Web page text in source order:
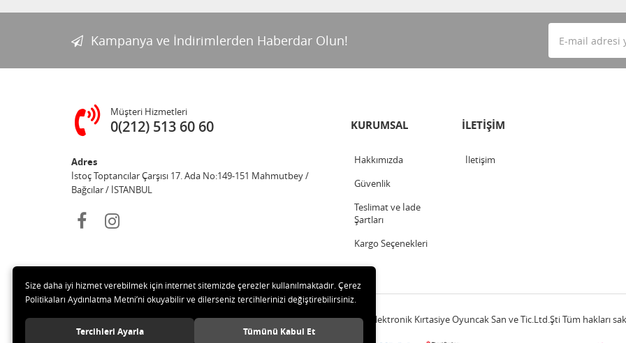
Kampanya ve İndirimlerden Haberdar Olun!
Müşteri Hizmetleri
0(212) 513 60 60
Adres
İstoç Toptancılar Çarşısı 17. Ada No:149-151 Mahmutbey /
Bağcılar / İSTANBUL
KURUMSAL
Hakkımızda
Güvenlik
Teslimat ve İade
Şartları
Kargo Seçenekleri
İLETİŞİM
İletişim
© 2020 Çetinkaya Elektronik Kırtasiye Oyuncak San ve Tic.Ltd.Şti Tüm hakları
Size daha iyi hizmet verebilmek için internet sitemizde çerezler kullanılmaktadır. Çerez
Politikaları Aydınlatma Metni’ni okuyabilir ve dilerseniz tercihlerinizi değiştirebilirsiniz.
Tercihleri Ayarla Tümünü Kabul Et